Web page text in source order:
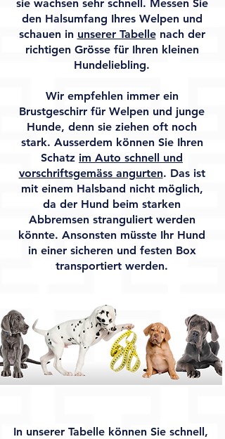
sie wachsen sehr schnell. Messen Sie
den Halsumfang Ihres Welpen und
schauen in unserer Tabellenach der
richtigen Grösse für Ihren kleinen
Hundeliebling.
Wir empfehlen immer ein
Brustgeschirr für Welpen und junge
Hunde, denn sie ziehen oft noch
stark. Ausserdem können Sie Ihren
Schatz im Auto schnell und
vorschriftsgemäss angurten. Das ist
mit einem Halsband nicht möglich,
da der Hund beim starken
Abbremsen stranguliert werden
könnte. Ansonsten müsste Ihr Hund
in einer sicheren und festen Box
transportiert werden.
In unserer Tabelle können Sie schnell,